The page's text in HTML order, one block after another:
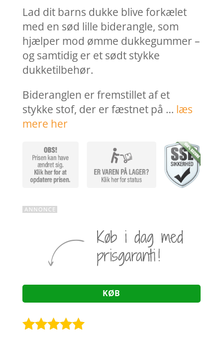
Lad dit barns dukke blive forkælet
med en sød lille biderangle, som
hjælper mod ømme dukkegummer –
og samtidig er et sødt stykke
dukketilbehør.
Bideranglen er fremstillet af et
stykke stof, der er fæstnet på … læs
mere her
KØB